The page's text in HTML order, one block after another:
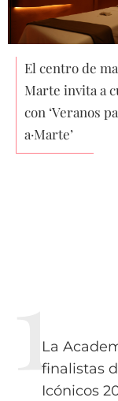
El centro de
Marte invita a
con ‘Veranos
a·Marte’
La
finalistas
Icónicos